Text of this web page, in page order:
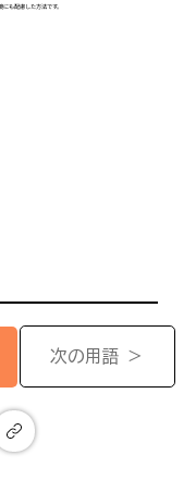
も配慮した方法です。
次の用語 ＞